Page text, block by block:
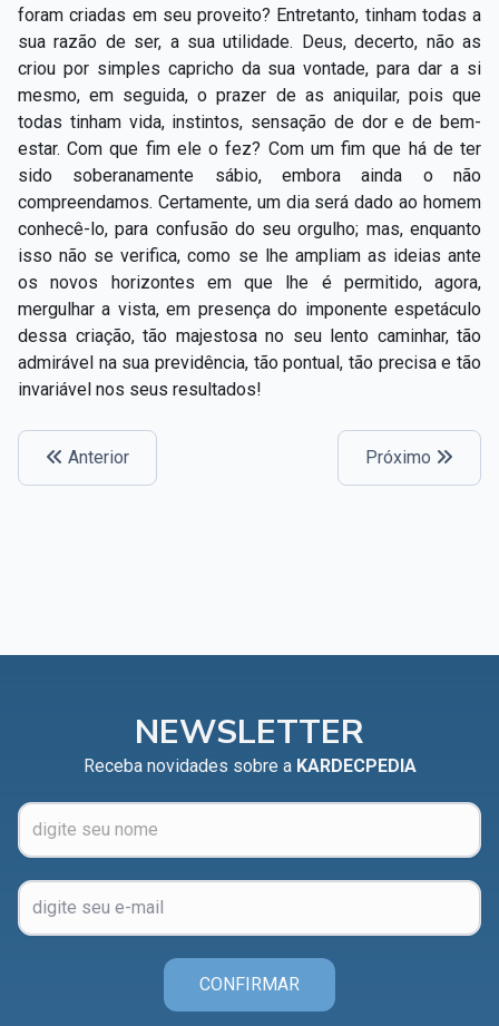
foram criadas em seu proveito? Entretanto, tinham todas a
sua razão de ser, a sua utilidade. Deus, decerto, não as
criou por simples capricho da sua vontade, para dar a si
mesmo, em seguida, o prazer de as aniquilar, pois que
todas tinham vida, instintos, sensação de dor e de bem­-
estar. Com que fim ele o fez? Com um fim que há de ter
sido soberanamente sábio, embora ainda o não
compreendamos. Certamente, um dia será dado ao homem
conhecê­-lo, para confusão do seu orgulho; mas, enquanto
isso não se verifica, como se lhe ampliam as ideias ante
os novos horizontes em que lhe é permitido, agora,
mergulhar a vista, em presença do imponente espetáculo
dessa criação, tão majestosa no seu lento caminhar, tão
admirável na sua previdência, tão pontual, tão precisa e tão
invariável nos seus resultados!
Anterior Próximo
NEWSLETTER
Receba novidades sobre a KARDECPEDIA
CONFIRMAR